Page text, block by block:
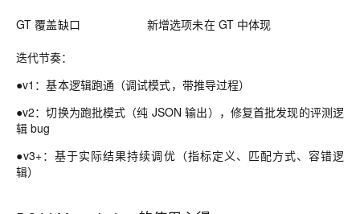
GT 覆盖缺口 新增选项未在 GT 中体现
迭代节奏：
●v1：基本逻辑跑通（调试模式，带推导过程）
●v2：切换为跑批模式（纯 JSON 输出），修复首批发现的评测逻
辑 bug
●v3+：基于实际结果持续调优（指标定义、匹配方式、容错逻
辑）